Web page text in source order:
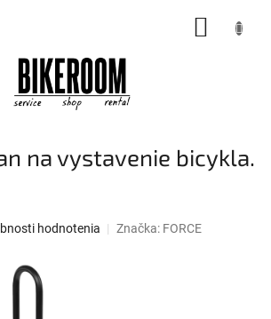
na vystavenie bicykla.
hodnotenia Značka: FORCE